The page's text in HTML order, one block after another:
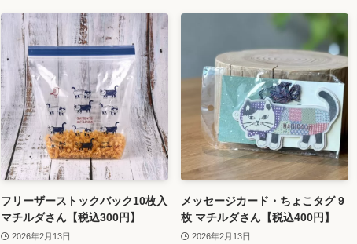
フリーザーストックバック10枚入
マチルダさん【税込300円】
2026年2月13日
メッセージカード・ちょこタグ 9
枚 マチルダさん【税込400円】
2026年2月13日